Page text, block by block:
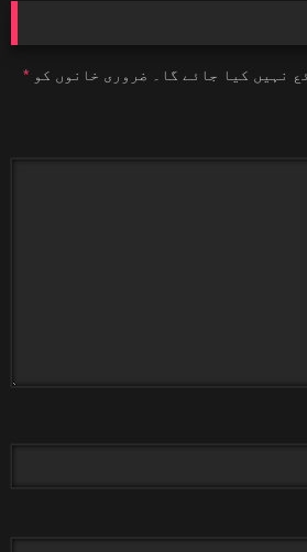
نہیں کیا جائے گا۔ ضروری خانوں کو *